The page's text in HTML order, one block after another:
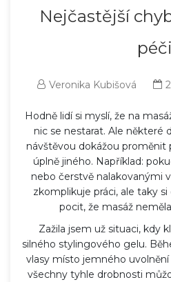
Nejčastější
péči
Veronika Kubišová
Hodně lidí si myslí, že na
nic se nestarat. Ale některé
návštěvou dokážou proměnit
úplně jiného. Například:
nebo čerstvě nalakovanými
zkomplikuje práci, ale taky
pocit, že masáž
Zažila jsem už situaci, kdy
silného stylingového gelu.
vlasy místo jemného uvolnění
všechny tyhle drobnosti